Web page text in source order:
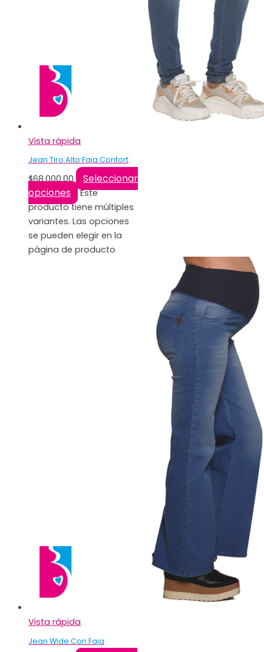
Vista rápida
Jean Tiro Alto Faja Confort
$68.000,00
Seleccionar
opciones
Este
producto tiene múltiples
variantes. Las opciones
se pueden elegir en la
página de producto
Vista rápida
Jean Wide Con Faja